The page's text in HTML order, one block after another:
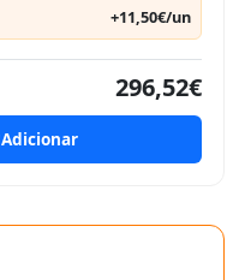
+11,50€/un
296,52€
Adicionar